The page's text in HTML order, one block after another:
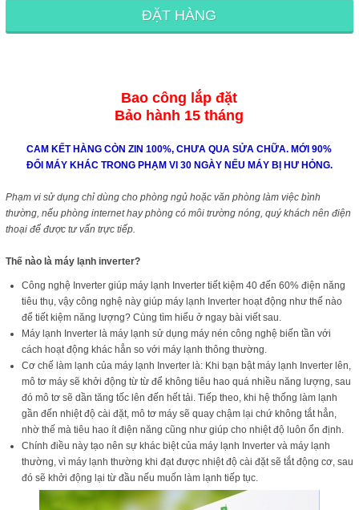
ĐẶT HÀNG
Bao công lắp đặt
Bảo hành 15 tháng
CAM KẾT HÀNG CÒN ZIN 100%, CHƯA QUA SỬA CHỮA. MỚI 90%
ĐỔI MÁY KHÁC TRONG PHẠM VI 30 NGÀY NẾU MÁY BỊ HƯ HỎNG.
Phạm vi sử dụng chỉ dùng cho phòng ngủ hoặc văn phòng làm việc bình
thường, nếu phòng internet hay phòng có môi trường nóng, quý khách nên điện
thoại để được tư vấn trực tiếp.
Thế nào là máy lạnh inverter?
Công nghệ Inverter giúp máy lạnh Inverter tiết kiệm 40 đến 60% điện năng
tiêu thụ, vậy công nghệ này giúp máy lạnh Inverter hoạt động như thế nào
để tiết kiệm năng lượng? Cùng tìm hiểu ở ngay bài viết sau.
Máy lạnh Inverter là máy lạnh sử dụng máy nén công nghệ biến tần với
cách hoạt động khác hẳn so với máy lạnh thông thường.
Cơ chế làm lạnh của máy lạnh Inverter là: Khi bạn bật máy lạnh Inverter lên,
mô tơ máy sẽ khởi động từ từ để không tiêu hao quá nhiều năng lượng, sau
đó mô tơ sẽ dần tăng tốc lên đến hết tải. Tiếp theo, khi hệ thống làm lạnh
gần đến nhiệt độ cài đặt, mô tơ máy sẽ quay chậm lại chứ không tắt hẳn,
nhờ thế mà tiêu hao ít điện năng cũng như giúp cho nhiệt độ luôn ổn định.
Chính điều này tạo nên sự khác biệt của máy lạnh Inverter và máy lạnh
thường, vì máy lạnh thường khi đạt được nhiệt độ cài đặt sẽ tắt động cơ, sau
đó sẽ khởi động lại từ đầu nếu muốn làm lạnh tiếp tục.